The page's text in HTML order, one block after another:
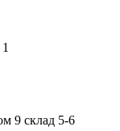
9 склад 5-6